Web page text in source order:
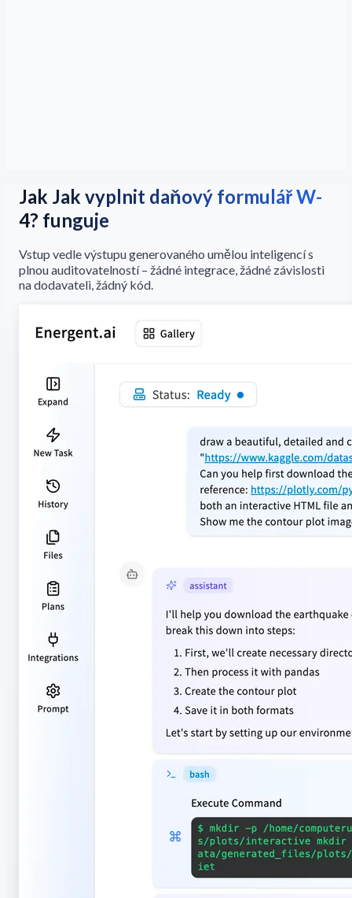
Jak Jak vyplnit daňový formulář W-
4? funguje
Vstup vedle výstupu generovaného umělou inteligencí s
plnou auditovatelností – žádné integrace, žádné závislosti
na dodavateli, žádný kód.